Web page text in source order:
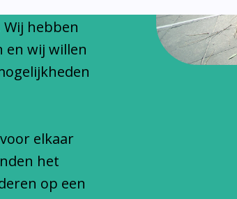
hebben
wij willen
het
op een